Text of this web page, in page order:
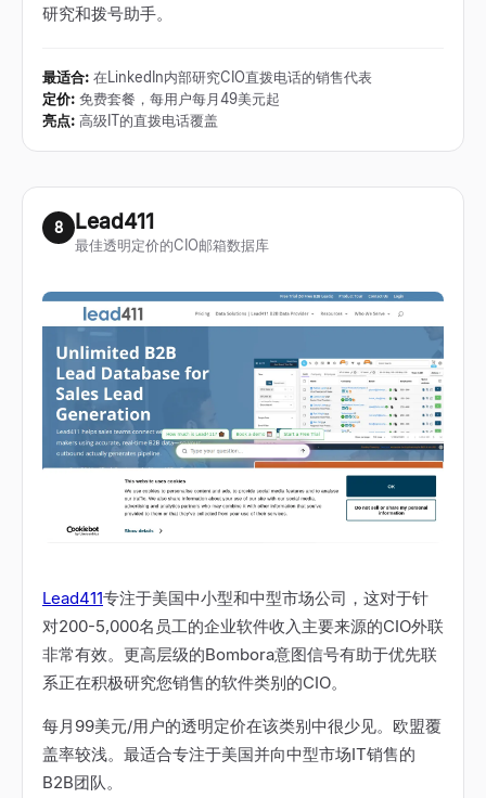
研究和拨号助手。
最适合: 在LinkedIn内部研究CIO直拨电话的销售代表
定价: 免费套餐，每用户每月49美元起
亮点: 高级IT的直拨电话覆盖
8 Lead411
最佳透明定价的CIO邮箱数据库
Lead411专注于美国中小型和中型市场公司，这对于针
对200-5,000名员工的企业软件收入主要来源的CIO外联
非常有效。更高层级的Bombora意图信号有助于优先联
系正在积极研究您销售的软件类别的CIO。
每月99美元/用户的透明定价在该类别中很少见。欧盟覆
盖率较浅。最适合专注于美国并向中型市场IT销售的
B2B团队。